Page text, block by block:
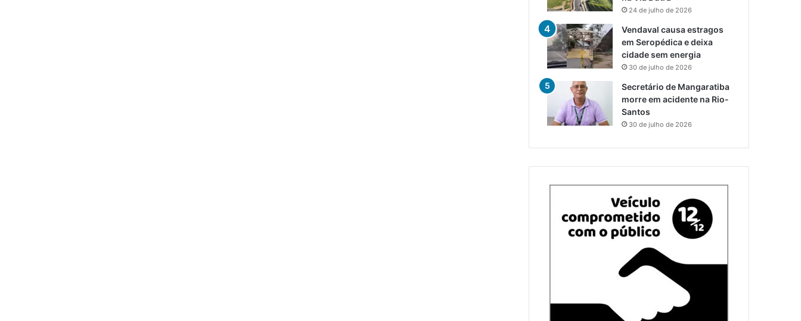
24 de julho de 2026
Vendaval causa estragos
em Seropédica e deixa
cidade sem energia
30 de julho de 2026
Secretário de Mangaratiba
morre em acidente na Rio-
Santos
30 de julho de 2026